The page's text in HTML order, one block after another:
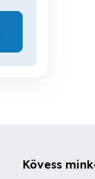
Kövess